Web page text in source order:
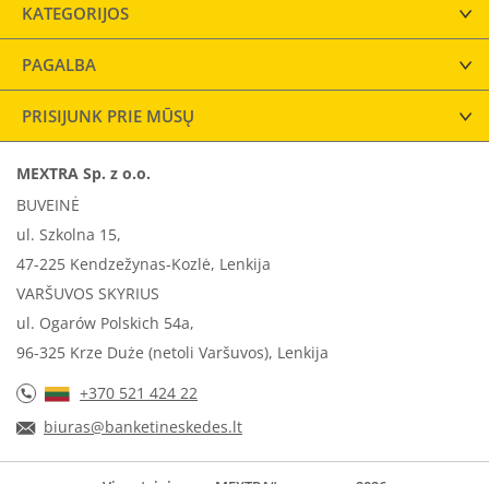
KATEGORIJOS
PAGALBA
PRISIJUNK PRIE MŪSŲ
MEXTRA Sp. z o.o.
BUVEINĖ
ul. Szkolna 15,
47-225 Kendzežynas-Kozlė, Lenkija
VARŠUVOS SKYRIUS
ul. Ogarów Polskich 54a,
96-325 Krze Duże (netoli Varšuvos), Lenkija
+370 521 424 22
biuras@banketineskedes.lt